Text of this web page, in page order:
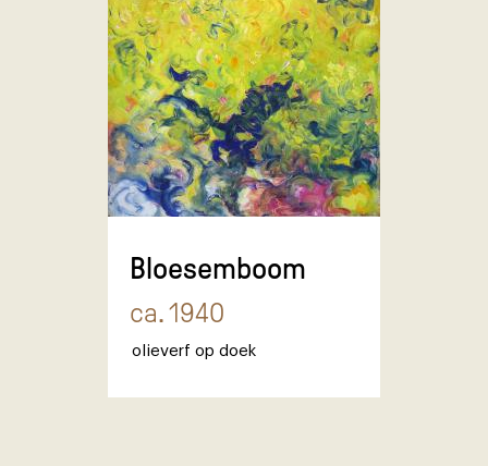
Bloesemboom
ca. 1940
olieverf op doek